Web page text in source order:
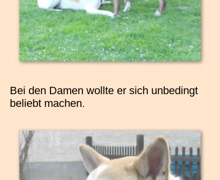
Bei den Damen wollte er sich unbedingt
beliebt machen.